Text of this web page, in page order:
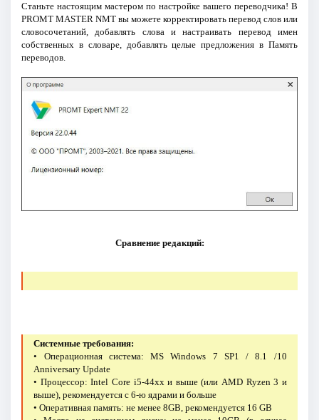
Станьте настоящим мастером по настройке вашего переводчика! В
PROMT MASTER NMT вы можете корректировать перевод слов или
словосочетаний, добавлять слова и настраивать перевод имен
собственных в словаре, добавлять целые предложения в Память
переводов.
Сравнение редакций:
Системные требования:
• Операционная система: MS Windows 7 SP1 / 8.1 /10
Anniversary Update
• Процессор: Intel Core i5-44xx и выше (или AMD Ryzen 3 и
выше), рекомендуется с 6-ю ядрами и больше
• Оперативная память: не менее 8GB, рекомендуется 16 GB